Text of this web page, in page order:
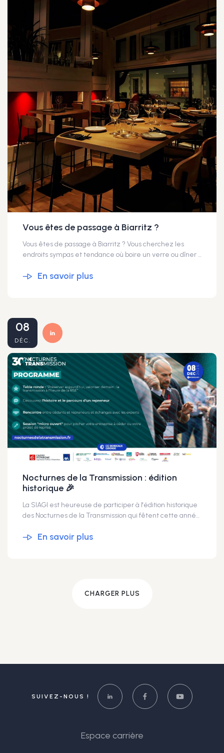
Vous êtes de passage à Biarritz ?
Vous êtes de passage à Biarritz ? Vous cherchez les
endroits sympas et tendance où boire un verre ou dîner ? Un conseil : suivez Céline CONSTANTIN ! Elle accompagne les projets, analyse et apporte la garantie de la SIAGI, la touche de confiance qui fait toute la différence, dans les spots où tout le monde se rue !
En savoir plus
08
DÉC.
Nocturnes de la Transmission : édition
historique 🎉
La SIAGI est heureuse de participer à l'édition historique
des Nocturnes de la Transmission qui fêtent cette année leur 30ᵉ édition ! 🎉 Cette manifestation dédiée à la transmission d’entreprise est l'évènement de référence en Gironde. Vous avez un projet de cession ou de reprise d'entreprise ? Retrouvez Emmanuelle JEAN, Directrice Régionale de la SIAGI, posez lui vos questions et donnez vie à vos projets ! 👉 L’événement est gratuit sur inscription : https://lc.cx/30nocturnes 🎯 30èmes Nocturnes de la Transmission 📆 Lundi 8 décembre 2025, 17h - 21h30 📍Bordeaux, Place de la Bourse
En savoir plus
CHARGER PLUS
SUIVEZ-NOUS !
Espace carrière